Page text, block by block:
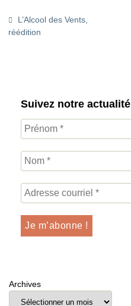
L’Alcool des Vents,
réédition
Suivez notre actualité
Archives